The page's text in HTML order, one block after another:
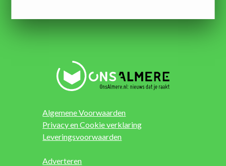
Algemene Voorwaarden
Privacy en Cookie verklaring
Leveringsvoorwaarden
Adverteren